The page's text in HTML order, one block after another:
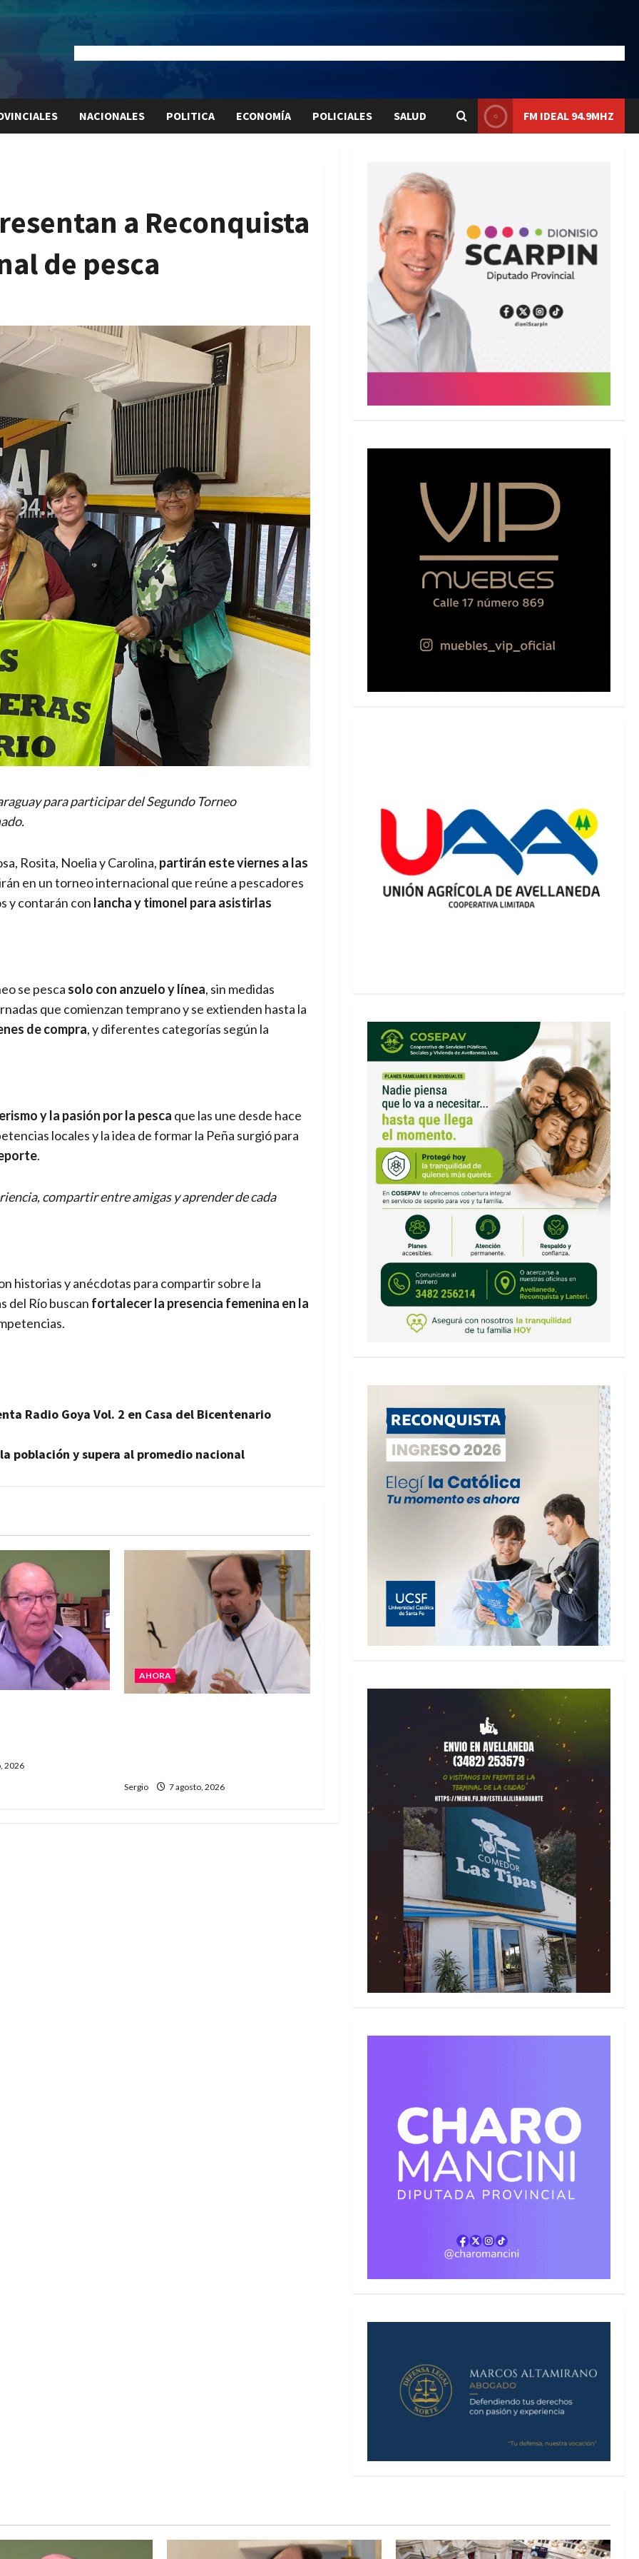
NACIONALES POLITICA ECONOMÍA POLICIALES SALUD FM IDEAL 94.9MHZ
a Reconquista
de pesca
para participar del Segundo Torneo
Rosita, Noelia y Carolina, partirán este viernes a las
en un torneo internacional que reúne a pescadores
y contarán con lancha y timonel para asistirlas
se pesca solo con anzuelo y línea, sin medidas
que comienzan temprano y se extienden hasta la
de compra, y diferentes categorías según la
y la pasión por la pesca que las une desde hace
locales y la idea de formar la Peña surgió para
.
compartir entre amigas y aprender de cada
historias y anécdotas para compartir sobre la
del Río buscan fortalecer la presencia femenina en la
Radio Goya Vol. 2 en Casa del Bicentenario
población y supera al promedio nacional
2026
AHORA
Sergio 7 agosto, 2026